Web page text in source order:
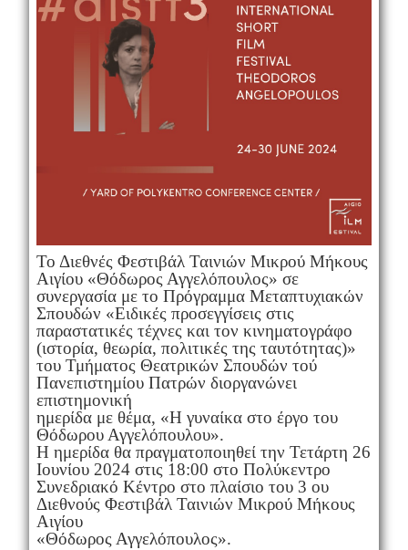
Το Διεθνές Φεστιβάλ Ταινιών Μικρού Μήκους
Αιγίου «Θόδωρος Αγγελόπουλος» σε
συνεργασία με το Πρόγραμμα Μεταπτυχιακών
Σπουδών «Ειδικές προσεγγίσεις στις
παραστατικές τέχνες και τον κινηματογράφο
(ιστορία, θεωρία, πολιτικές της ταυτότητας)»
του Τμήματος Θεατρικών Σπουδών τού
Πανεπιστημίου Πατρών διοργανώνει
επιστημονική
ημερίδα με θέμα, «Η γυναίκα στο έργο του
Θόδωρου Αγγελόπουλου».
Η ημερίδα θα πραγματοποιηθεί την Τετάρτη 26
Ιουνίου 2024 στις 18:00 στο Πολύκεντρο
Συνεδριακό Κέντρο στο πλαίσιο του 3 ου
Διεθνούς Φεστιβάλ Ταινιών Μικρού Μήκους
Αιγίου
«Θόδωρος Αγγελόπουλος».